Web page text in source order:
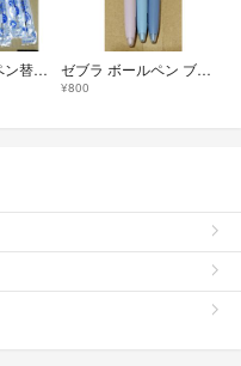
ZEBRA ボールペン替芯 SK－0.7 黒赤青緑各5本 計20本セット ゼブラ ボールペン ブレン blen 限定 フォービジネス 3本セット
¥800